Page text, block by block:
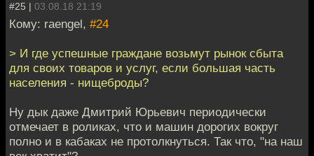
#25 | 03.08.18 21:19
Кому: raengel, #24
> И где успешные граждане возьмут рынок сбыта
для своих товаров и услуг, если большая часть
населения - нищеброды?
Ну дык даже Дмитрий Юрьевич периодически
отмечает в роликах, что и машин дорогих вокруг
полно и в кабаках не протолкнуться. Так что, "на наш